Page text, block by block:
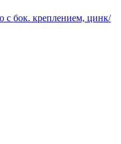
с бок. креплением, цинк/